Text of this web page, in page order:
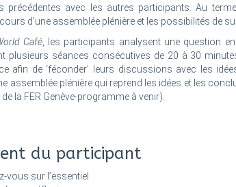
précédentes avec les autres participants. Au
d’une assemblée plénière et les possibilités de
Café, les participants analysent une question
plusieurs séances consécutives de 20 à 30
afin de ‘féconder’ leurs discussions avec les
assemblée plénière qui reprend les idées et les
la FER Genève-programme à venir).
du participant
vous sur l’essentiel